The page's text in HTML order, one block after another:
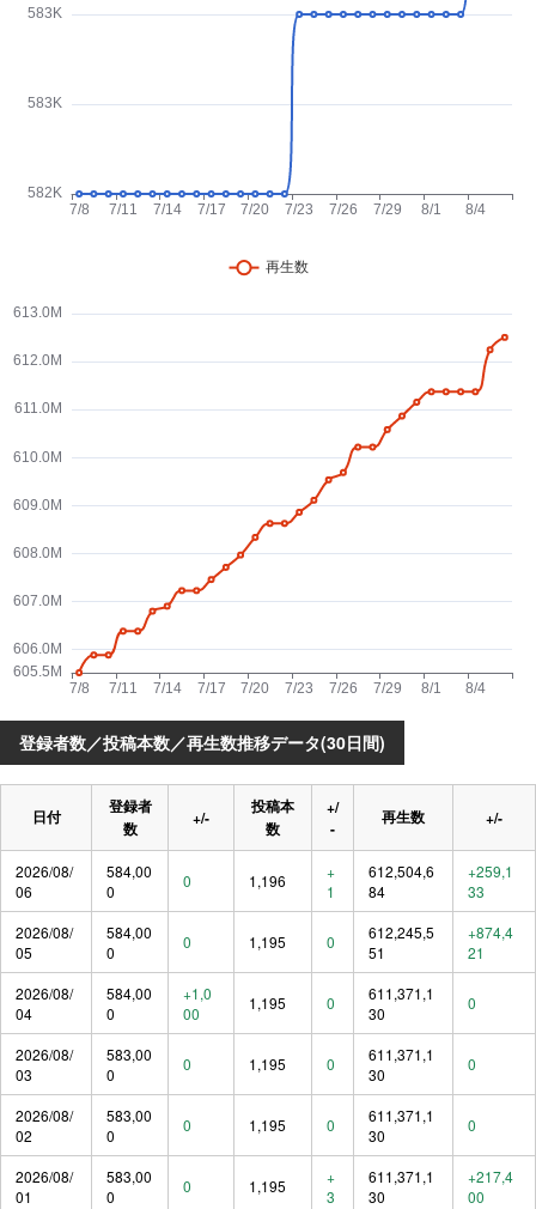
登録者数／投稿本数／再生数推移データ(30日間)
日付
登録者
数
+/-
投稿本
数
+/
-
再生数 +/-
2026/08/
06
584,00
0
0 1,196
+
1
612,504,6
84
+259,1
33
2026/08/
05
584,00
0
0 1,195 0
612,245,5
51
+874,4
21
2026/08/
04
584,00
0
+1,0
00
1,195 0
611,371,1
30
0
2026/08/
03
583,00
0
0 1,195 0
611,371,1
30
0
2026/08/
02
583,00
0
0 1,195 0
611,371,1
30
0
2026/08/
01
583,00
0
0 1,195
+
3
611,371,1
30
+217,4
00